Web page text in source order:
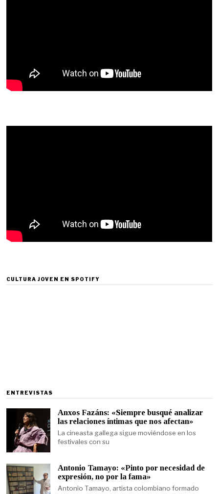
CULTURA JOVEN EN SPOTIFY
ENTREVISTAS
Anxos Fazáns: «Siempre busqué analizar
las relaciones íntimas que nos afectan»
La cineasta gallega sigue moviéndose en los
festivales con su
Antonio Tamayo: «Pinto por necesidad de
expresión, no por la fama»
Antonio Tamayo, artista colombiano formado